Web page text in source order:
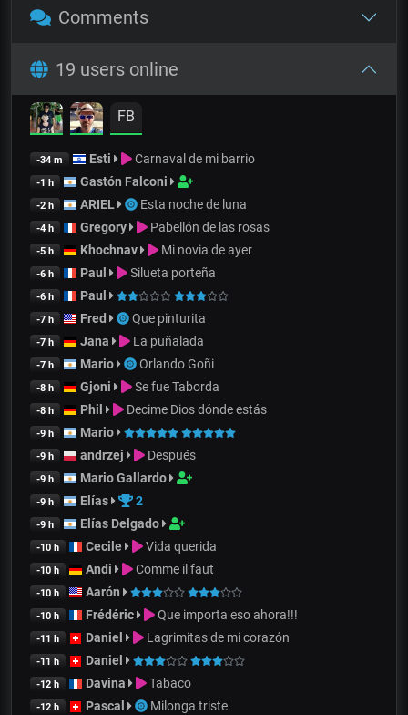
Comments
19 users online
FB
-34 m Esti Carnaval de mi barrio
-1 h Gastón Falconi
-2 h ARIEL Esta noche de luna
-4 h Gregory Pabellón de las rosas
-5 h Khochnav Mi novia de ayer
-6 h Paul Silueta porteña
-6 h Paul
-7 h Fred Que pinturita
-7 h Jana La puñalada
-7 h Mario Orlando Goñi
-8 h Gjoni Se fue Taborda
-8 h Phil Decime Dios dónde estás
-9 h Mario
-9 h andrzej Después
-9 h Mario Gallardo
-9 h Elías 2
-9 h Elías Delgado
-10 h Cecile Vida querida
-10 h Andi Comme il faut
-10 h Aarón
-10 h Frédéric Que importa eso ahora!!!
-11 h Daniel Lagrimitas de mi corazón
-11 h Daniel
-12 h Davina Tabaco
-12 h Pascal Milonga triste